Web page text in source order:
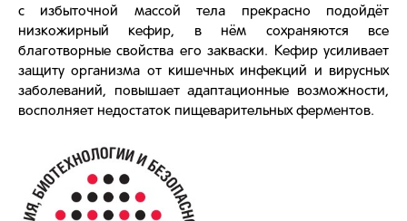
с избыточной массой тела прекрасно подойдёт
низкожирный кефир, в нём сохраняются все
благотворные свойства его закваски. Кефир усиливает
защиту организма от кишечных инфекций и вирусных
заболеваний, повышает адаптационные возможности,
восполняет недостаток пищеварительных ферментов.